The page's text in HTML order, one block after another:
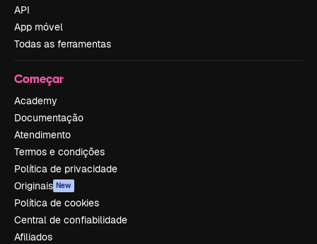
API
App móvel
Todas as ferramentas
Começar
Academy
Documentação
Atendimento
Termos e condições
Política de privacidade
Originais New
Política de cookies
Central de confiabilidade
Afiliados